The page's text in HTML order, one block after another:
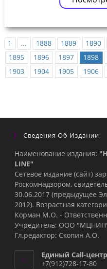
1 ... 1888 1889 1890
1895
1896 1897 1898
1903
1904 1905 1906
Сведения Об Издании
Наименование издания:
LINE"
Сетевое издание (сайт)
Роскомнадзором,
30.06.2017 (предыдущее
2012). Возрастная
Корман М.О. -
Учредитель: ООО
Гл.редактор: Скопин А.О.
Единый Call-
+7(912)728-17-80